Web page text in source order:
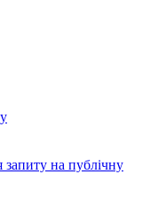
на публічну